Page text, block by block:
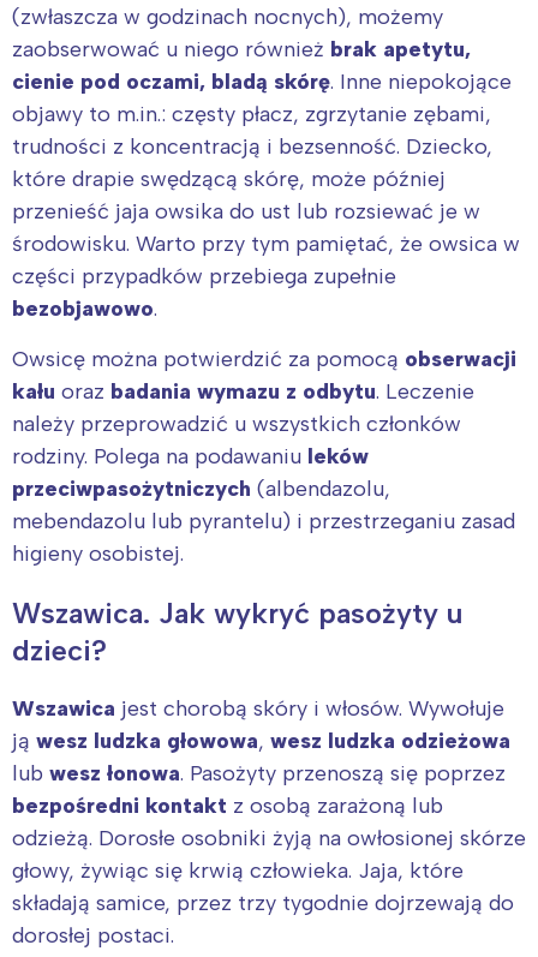
(zwłaszcza w godzinach nocnych), możemy
zaobserwować u niego również brak apetytu,
cienie pod oczami, bladą skórę. Inne niepokojące
objawy to m.in.: częsty płacz, zgrzytanie zębami,
trudności z koncentracją i bezsenność. Dziecko,
które drapie swędzącą skórę, może później
przenieść jaja owsika do ust lub rozsiewać je w
środowisku. Warto przy tym pamiętać, że owsica w
części przypadków przebiega zupełnie
bezobjawowo.
Owsicę można potwierdzić za pomocą obserwacji
kału oraz badania wymazu z odbytu. Leczenie
należy przeprowadzić u wszystkich członków
rodziny. Polega na podawaniu leków
przeciwpasożytniczych (albendazolu,
mebendazolu lub pyrantelu) i przestrzeganiu zasad
higieny osobistej.
Wszawica. Jak wykryć pasożyty u
dzieci?
Wszawica jest chorobą skóry i włosów. Wywołuje
ją wesz ludzka głowowa, wesz ludzka odzieżowa
lub wesz łonowa. Pasożyty przenoszą się poprzez
bezpośredni kontakt z osobą zarażoną lub
odzieżą. Dorosłe osobniki żyją na owłosionej skórze
głowy, żywiąc się krwią człowieka. Jaja, które
składają samice, przez trzy tygodnie dojrzewają do
dorosłej postaci.